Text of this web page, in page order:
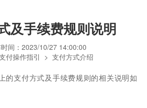
及手续费规则说明
间： 2023/10/27 14:00:00
付操作指引 > 支付方式介绍
的支付方式及手续费规则的相关说明如